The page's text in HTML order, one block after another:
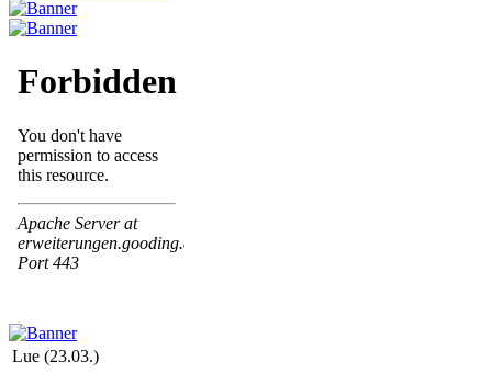
Lue (23.03.)